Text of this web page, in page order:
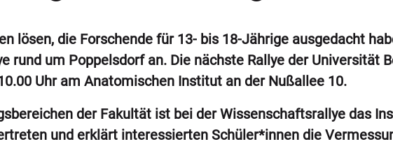
lösen, die Forschende für 13- bis 18-Jährige ausgedacht
rund um Poppelsdorf an. Die nächste Rallye der Universität
Uhr am Anatomischen Institut an der Nußallee 10.
der Fakultät ist bei der Wissenschaftsrallye das
und erklärt interessierten Schüler*innen die